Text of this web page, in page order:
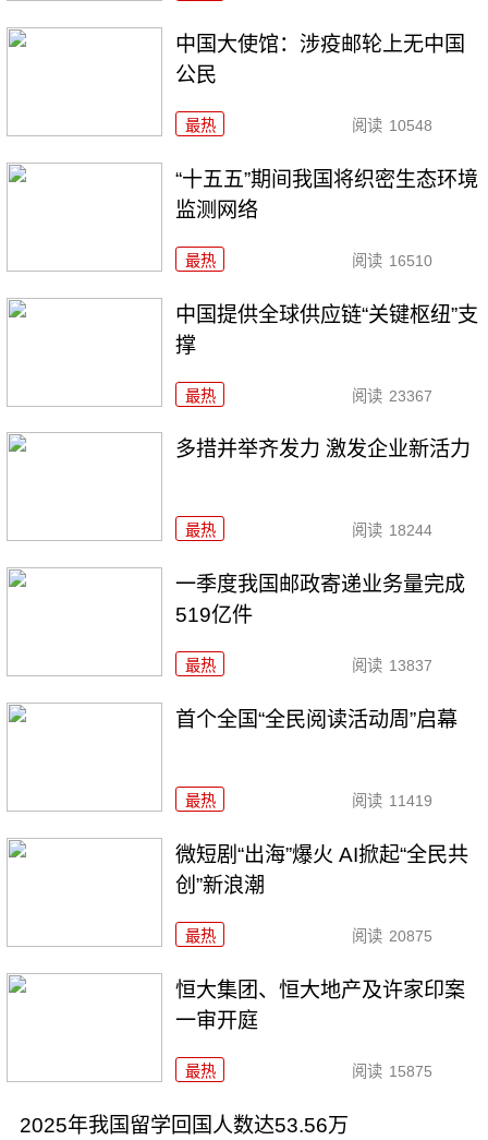
中国大使馆：涉疫邮轮上无中国
公民
最热 阅读 10548
“十五五”期间我国将织密生态环境
监测网络
最热 阅读 16510
中国提供全球供应链“关键枢纽”支
撑
最热 阅读 23367
多措并举齐发力 激发企业新活力
最热 阅读 18244
一季度我国邮政寄递业务量完成
519亿件
最热 阅读 13837
首个全国“全民阅读活动周”启幕
最热 阅读 11419
微短剧“出海”爆火 AI掀起“全民共
创”新浪潮
最热 阅读 20875
恒大集团、恒大地产及许家印案
一审开庭
最热 阅读 15875
2025年我国留学回国人数达53.56万